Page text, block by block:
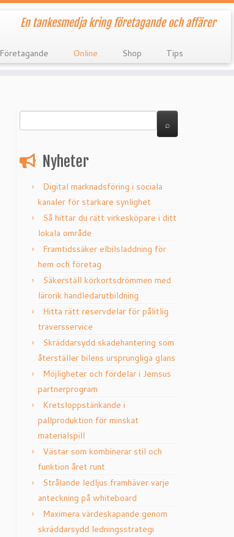
En tankesmedja kring företagande och affärer
Företagande Online Shop Tips
Nyheter
Digital marknadsföring i sociala
kanaler för starkare synlighet
Så hittar du rätt virkesköpare i ditt
lokala område
Framtidssäker elbilsladdning för
hem och företag
Säkerställ körkortsdrömmen med
lärorik handledarutbildning
Hitta rätt reservdelar för pålitlig
traversservice
Skräddarsydd skadehantering som
återställer bilens ursprungliga glans
Möjligheter och fördelar i Jemsus
partnerprogram
Kretsloppstänkande i
pallproduktion för minskat
materialspill
Västar som kombinerar stil och
funktion året runt
Strålande ledljus framhäver varje
anteckning på whiteboard
Maximera värdeskapande genom
skräddarsydd ledningsstrategi